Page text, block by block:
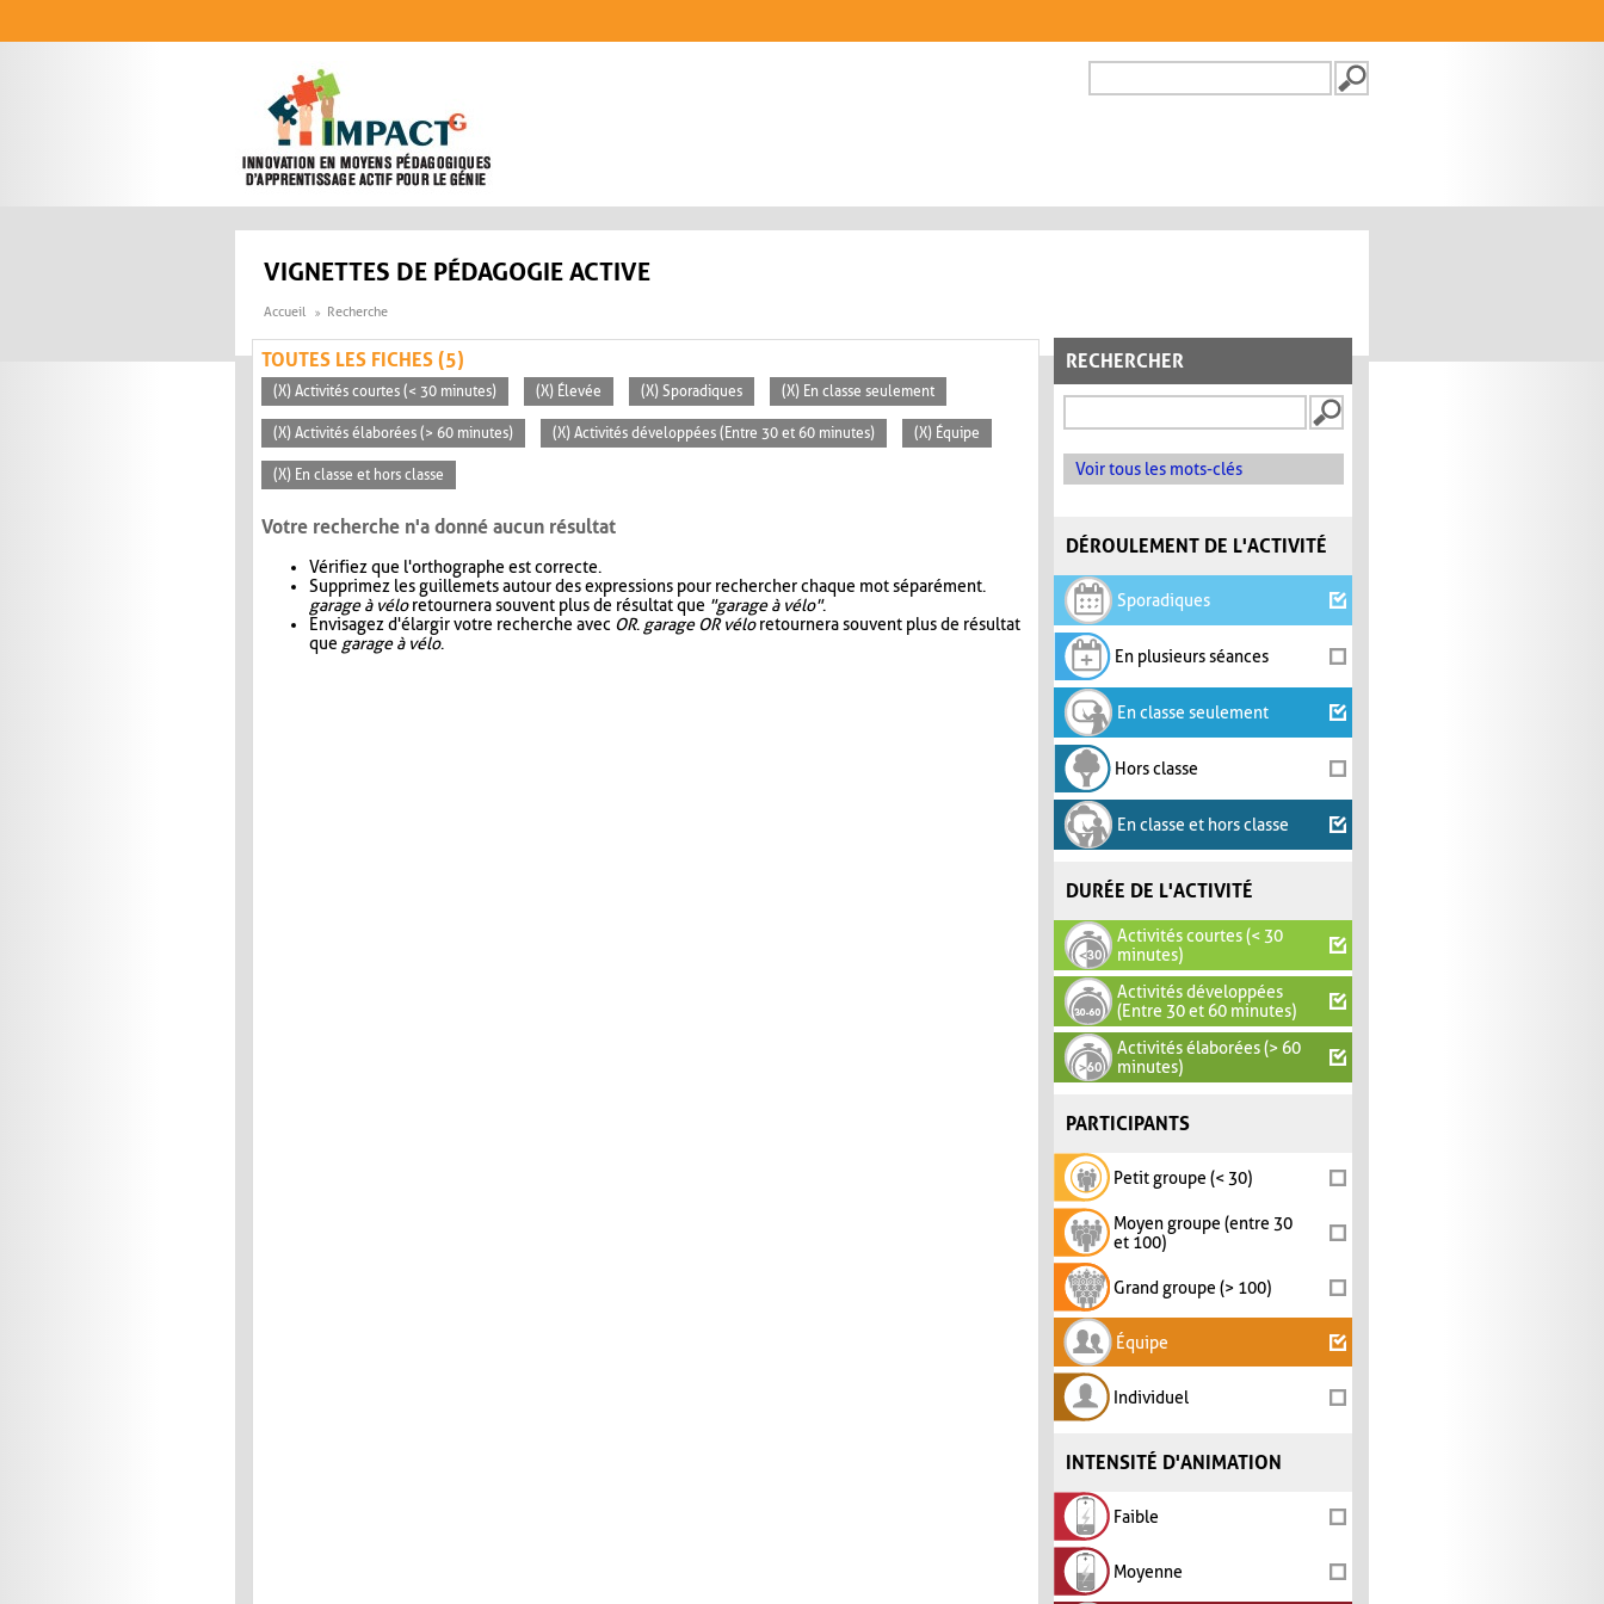
FORMULAIRE DE
VIGNETTES DE PÉDAGOGIE ACTIVE
Accueil Recherche
RECHERCHER
Voir tous les mots-clés
DÉROULEMENT DE L'ACTIVITÉ
Sporadiques
En plusieurs séances
En classe seulement
Hors classe
En classe et hors classe
DURÉE DE L'ACTIVITÉ
Activités courtes (< 30
minutes)
Activités développées
(Entre 30 et 60 minutes)
Activités élaborées (> 60
minutes)
PARTICIPANTS
Petit groupe (< 30)
Moyen groupe (entre 30
et 100)
Grand groupe (> 100)
Équipe
Individuel
INTENSITÉ D'ANIMATION
Faible
Moyenne
TOUTES LES FICHES (5)
(X) Activités courtes (< 30 minutes) (X) Élevée (X) Sporadiques (X) En classe seulement
(X) Activités élaborées (> 60 minutes) (X) Activités développées (Entre 30 et 60 minutes) (X) Équipe
(X) En classe et hors classe
Votre recherche n'a donné aucun résultat
Vérifiez que l'orthographe est correcte.
Supprimez les guillemets autour des expressions pour rechercher chaque mot séparément.
garage à véloretournera souvent plus de résultat que "garage à vélo".
Envisagez d'élargir votre recherche avec OR. garage OR véloretournera souvent plus de résultat
que garage à vélo.